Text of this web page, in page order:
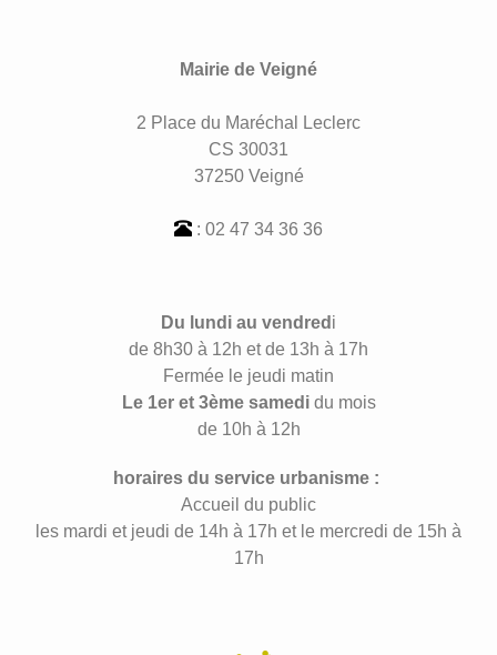
Mairie de Veigné
2 Place du Maréchal Leclerc
CS 30031
37250 Veigné
: 02 47 34 36 36
Du lundi au vendred i
de 8h30 à 12h et de 13h à 17h
Fermée le jeudi matin
Le 1er et 3ème samedidu mois
de 10h à 12h
horaires du service urbanisme :
Accueil du public
les mardi et jeudi de 14h à 17h et le mercredi de 15h à
17h